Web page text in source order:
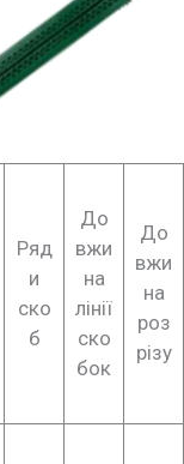
Ряд
и
ско
б
До
вжи
на
лінії
ско
бок
До
вжи
на
роз
різу